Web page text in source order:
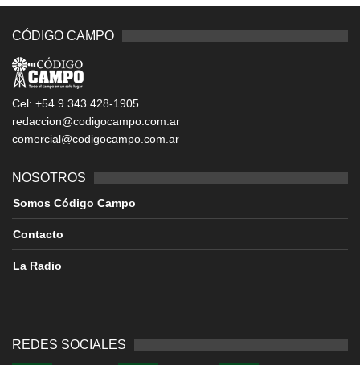
CÓDIGO CAMPO
Cel: +54 9 343 428-1905
redaccion@codigocampo.com.ar
comercial@codigocampo.com.ar
NOSOTROS
Somos Código Campo
Contacto
La Radio
REDES SOCIALES